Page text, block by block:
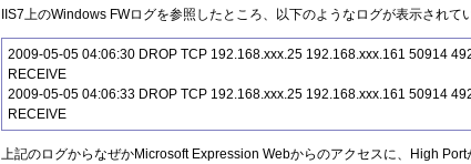
IIS7上のWindows FWログを参照したところ、以下のようなログが表示されて
2009-05-05 04:06:30 DROP TCP 192.168.xxx.25 192.168.xxx.161 50914
RECEIVE
2009-05-05 04:06:33 DROP TCP 192.168.xxx.25 192.168.xxx.161 50914
RECEIVE
上記のログからなぜかMicrosoft Expression Webからのアクセスに、High Port